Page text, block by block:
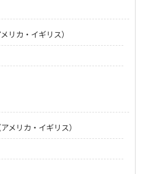
リカ・イギリス）
メリカ・イギリス）